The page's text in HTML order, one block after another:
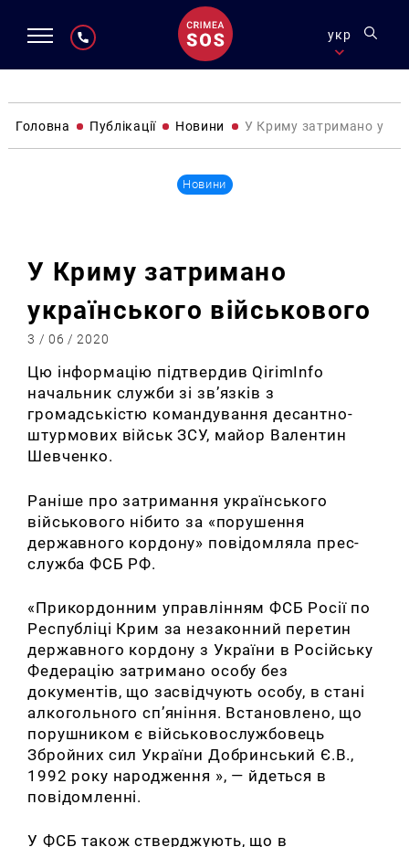
укр
Головна Публікації Новини У Криму затримано
Новини
У Криму затримано
українського військового
3 / 06 / 2020
Цю інформацію підтвердив QirimInfo
начальник служби зі зв’язків з
громадськістю командування десантно-
штурмових військ ЗСУ, майор Валентин
Шевченко.
Раніше про затримання українського
військового нібито за «порушення
державного кордону» повідомляла прес-
служба ФСБ РФ.
«Прикордонним управлінням ФСБ Росії по
Республіці Крим за незаконний перетин
державного кордону з України в Російську
Федерацію затримано особу без
документів, що засвідчують особу, в стані
алкогольного сп’яніння. Встановлено, що
порушником є ​​військовослужбовець
Збройних сил України Добринський Є.В.,
1992 року народження », — йдеться в
повідомленні.
У ФСБ також стверджують, що в